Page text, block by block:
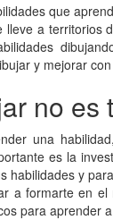
que
a territorios
y mejorar
no es
una
es la
habilidades y
a formarte en
para aprender